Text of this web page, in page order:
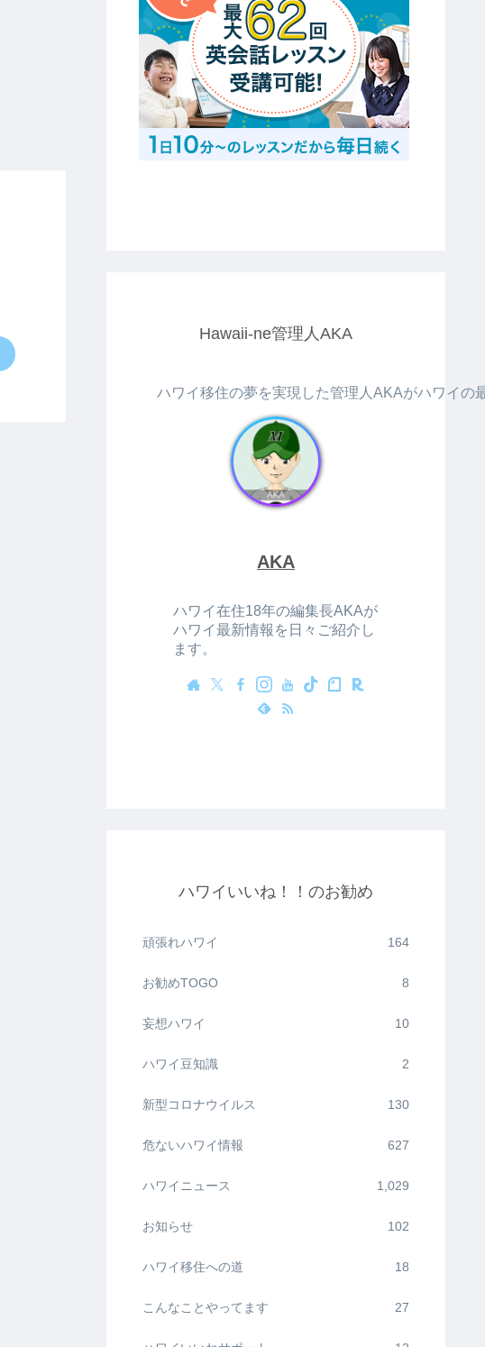
Hawaii-ne管理人AKA
ハワイ移住の夢を実現した管理人AKAがハワイの
AKA
ハワイ在住18年の編集長AKAが
ハワイ最新情報を日々ご紹介し
ます。
ハワイいいね！！のお勧め
頑張れハワイ 164
お勧めTOGO 8
妄想ハワイ 10
ハワイ豆知識 2
新型コロナウイルス 130
危ないハワイ情報 627
ハワイニュース 1,029
お知らせ 102
ハワイ移住への道 18
こんなことやってます 27